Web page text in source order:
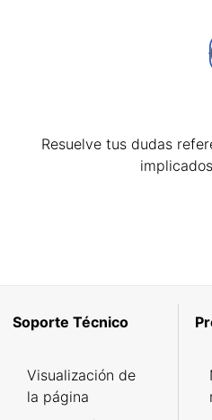
Resuelve tus dudas
Soporte Técnico
Visualización de
la página